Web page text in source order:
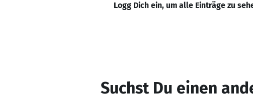
Logg Dich ein, um alle Einträge zu
Suchst Du einen